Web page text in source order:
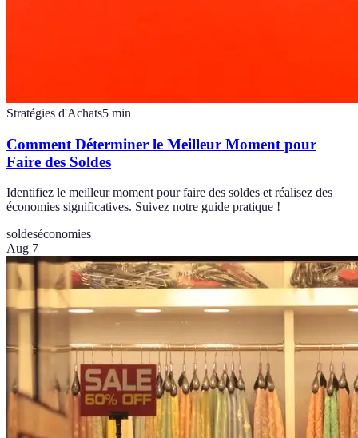
Stratégies d'Achats5 min
Comment Déterminer le Meilleur Moment pour
Faire des Soldes
Identifiez le meilleur moment pour faire des soldes et réalisez des
économies significatives. Suivez notre guide pratique !
soldeséconomies
Aug 7